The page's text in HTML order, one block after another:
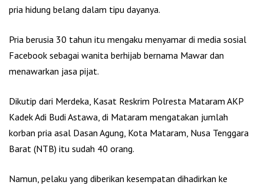
pria hidung belang dalam tipu dayanya.
Pria berusia 30 tahun itu mengaku menyamar di media sosial
Facebook sebagai wanita berhijab bernama Mawar dan
menawarkan jasa pijat.
Dikutip dari Merdeka, Kasat Reskrim Polresta Mataram AKP
Kadek Adi Budi Astawa, di Mataram mengatakan jumlah
korban pria asal Dasan Agung, Kota Mataram, Nusa Tenggara
Barat (NTB) itu sudah 40 orang.
Namun, pelaku yang diberikan kesempatan dihadirkan ke